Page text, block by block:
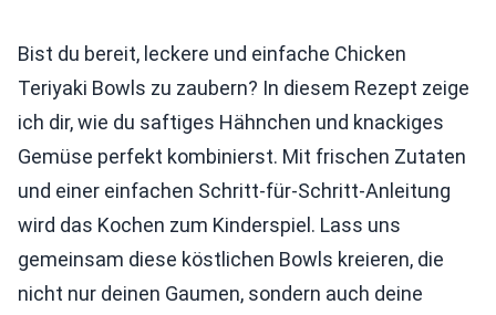
Bist du bereit, leckere und einfache Chicken
Teriyaki Bowls zu zaubern? In diesem Rezept zeige
ich dir, wie du saftiges Hähnchen und knackiges
Gemüse perfekt kombinierst. Mit frischen Zutaten
und einer einfachen Schritt-für-Schritt-Anleitung
wird das Kochen zum Kinderspiel. Lass uns
gemeinsam diese köstlichen Bowls kreieren, die
nicht nur deinen Gaumen, sondern auch deine